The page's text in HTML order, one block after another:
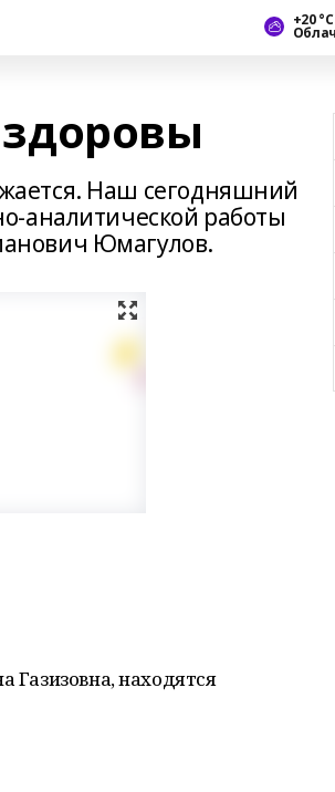
+20 °С
Наш сегодняшний
аналитической работы
Юмагулов.
находятся